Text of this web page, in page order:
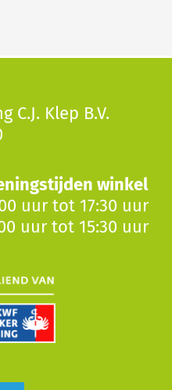
C.J. Klep B.V.
winkel
uur tot 17:30 uur
uur tot 15:30 uur